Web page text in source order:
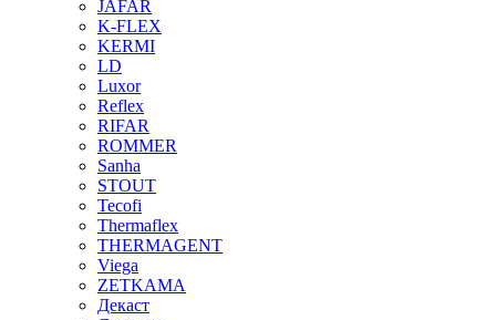
JAFAR
K-FLEX
KERMI
LD
Luxor
Reflex
RIFAR
ROMMER
Sanha
STOUT
Tecofi
Thermaflex
THERMAGENT
Viega
ZETKAMA
Декаст